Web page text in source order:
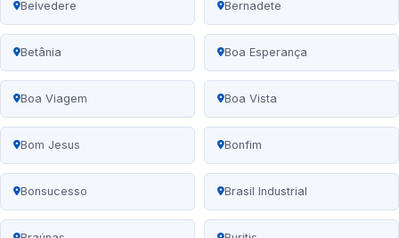
Belvedere Bernadete
Betânia Boa Esperança
Boa Viagem Boa Vista
Bom Jesus Bonfim
Bonsucesso Brasil Industrial